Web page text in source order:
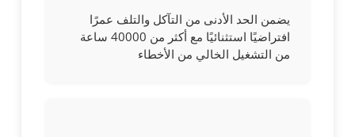
يضمن الحد الأدنى من التآكل والتلف عمرًا
افتراضيًا استثنائيًا مع أكثر من 40000 ساعة
من التشغيل الخالي من الأخطاء